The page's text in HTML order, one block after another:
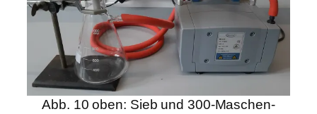
Abb. 10 oben: Sieb und 300-Maschen-